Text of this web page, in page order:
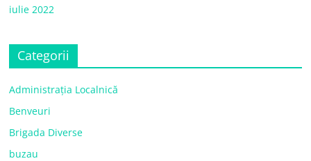
iulie 2022
Categorii
Administrația Localnică
Benveuri
Brigada Diverse
buzau